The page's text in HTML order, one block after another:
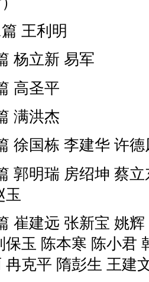
王利明
立新 易军
圣平
洪杰
国栋 李建华 许德
明瑞 房绍坤 蔡立
玉
建远 张新宝 姚辉
保玉 陈本寒 陈小君
冉克平 隋彭生 王建